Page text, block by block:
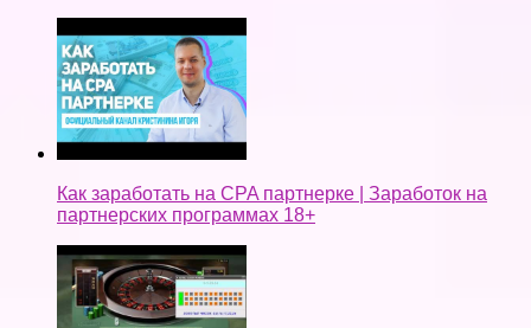
Как заработать на CPA партнерке | Заработок на
партнерских программах 18+